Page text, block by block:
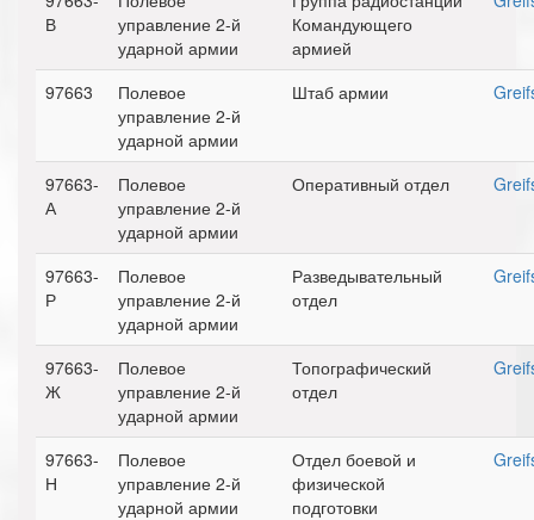
В
управление 2-й
ударной армии
Командующего
армией
97663
Полевое
управление 2-й
ударной армии
Штаб армии
97663-
А
Полевое
управление 2-й
ударной армии
Оперативный отдел
97663-
Р
Полевое
управление 2-й
ударной армии
Разведывательный
отдел
97663-
Ж
Полевое
управление 2-й
ударной армии
Топографический
отдел
97663-
Н
Полевое
управление 2-й
ударной армии
Отдел боевой и
физической
подготовки